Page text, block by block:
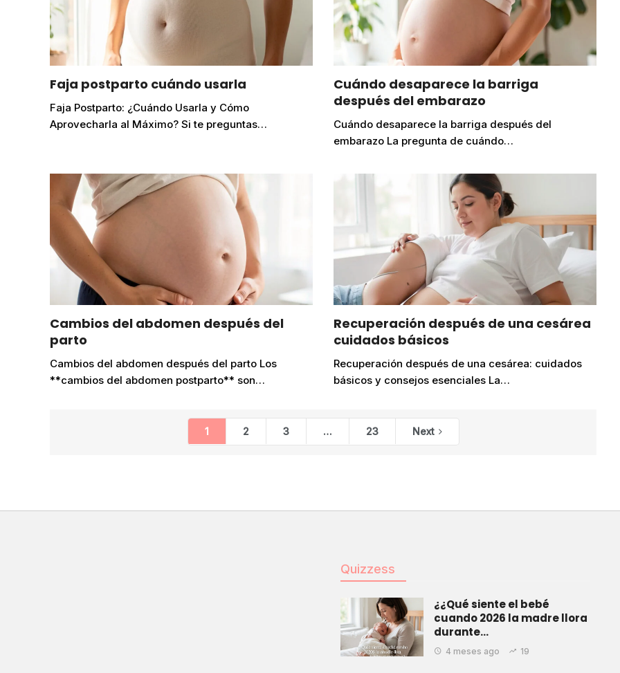
Faja postparto cuándo usarla
Faja Postparto: ¿Cuándo Usarla y Cómo
Aprovecharla al Máximo? Si te preguntas…
Cuándo desaparece la barriga
después del embarazo
Cuándo desaparece la barriga después del
embarazo La pregunta de cuándo…
Cambios del abdomen después del
parto
Cambios del abdomen después del parto Los
**cambios del abdomen postparto** son…
Recuperación después de una cesárea
cuidados básicos
Recuperación después de una cesárea: cuidados
básicos y consejos esenciales La…
1 2 3 … 23 Next
Quizzess
¿¿Qué siente el bebé
cuando 2026 la madre llora
durante…
4 meses ago 19